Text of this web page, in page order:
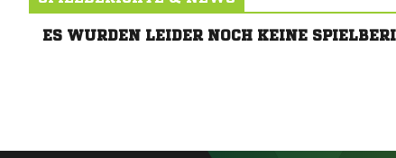
ES WURDEN LEIDER NOCH KEINE